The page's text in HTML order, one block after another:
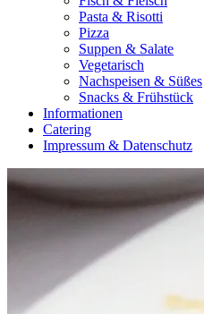
Pasta & Risotti
Pizza
Suppen & Salate
Vegetarisch
Nachspeisen & Süßes
Snacks & Frühstück
Informationen
Catering
Impressum & Datenschutz